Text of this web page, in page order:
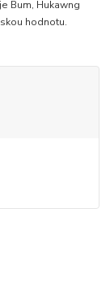
Bum, Hukawng
hodnotu.